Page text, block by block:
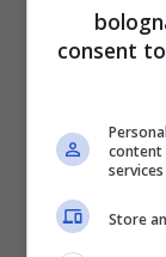
dei social.
Non è
consent
content
Store